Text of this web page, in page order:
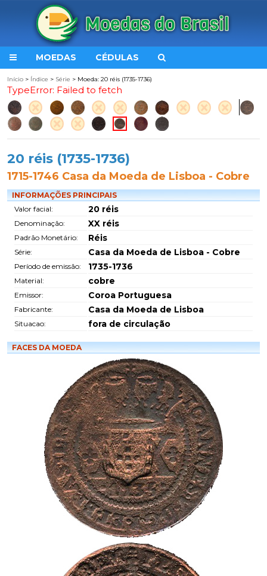
MOEDAS CÉDULAS
Início > Índice > Série > Moeda: 20 réis (1735-1736)
TypeError: Failed to fetch
20 réis (1735-1736)
1715-1746 Casa da Moeda de Lisboa - Cobre
INFORMAÇÕES PRINCIPAIS
Valor facial:
20 réis
Denominação: XX réis
Padrão Monetário: Réis
Série: Casa da Moeda de Lisboa - Cobre
Período de emissão: 1735-1736
Material: cobre
Emissor: Coroa Portuguesa
Fabricante: Casa da Moeda de Lisboa
Situacao: fora de circulação
FACES DA MOEDA